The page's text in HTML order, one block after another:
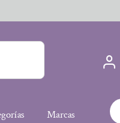
Marcas